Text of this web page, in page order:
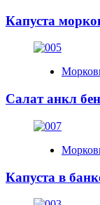
Капуста
Салат анкл
Капуста в